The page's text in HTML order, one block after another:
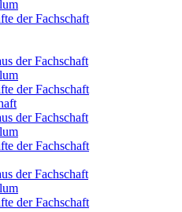
der Fachschaft
der Fachschaft
der Fachschaft
der Fachschaft
der Fachschaft
der Fachschaft
der Fachschaft